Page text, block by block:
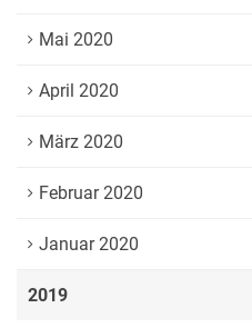
Mai 2020
April 2020
März 2020
Februar 2020
Januar 2020
2019